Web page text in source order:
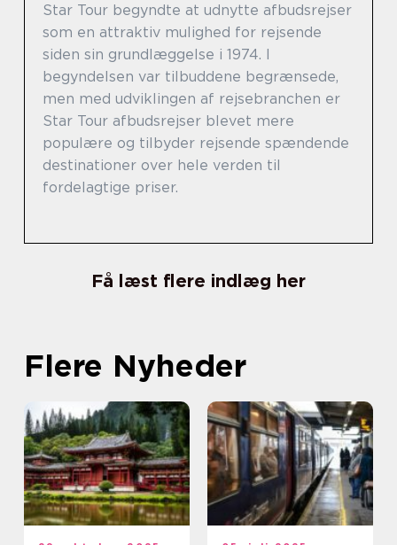
Star Tour begyndte at udnytte afbudsrejser
som en attraktiv mulighed for rejsende
siden sin grundlæggelse i 1974. I
begyndelsen var tilbuddene begrænsede,
men med udviklingen af rejsebranchen er
Star Tour afbudsrejser blevet mere
populære og tilbyder rejsende spændende
destinationer over hele verden til
fordelagtige priser.
Få læst flere indlæg her
Flere Nyheder